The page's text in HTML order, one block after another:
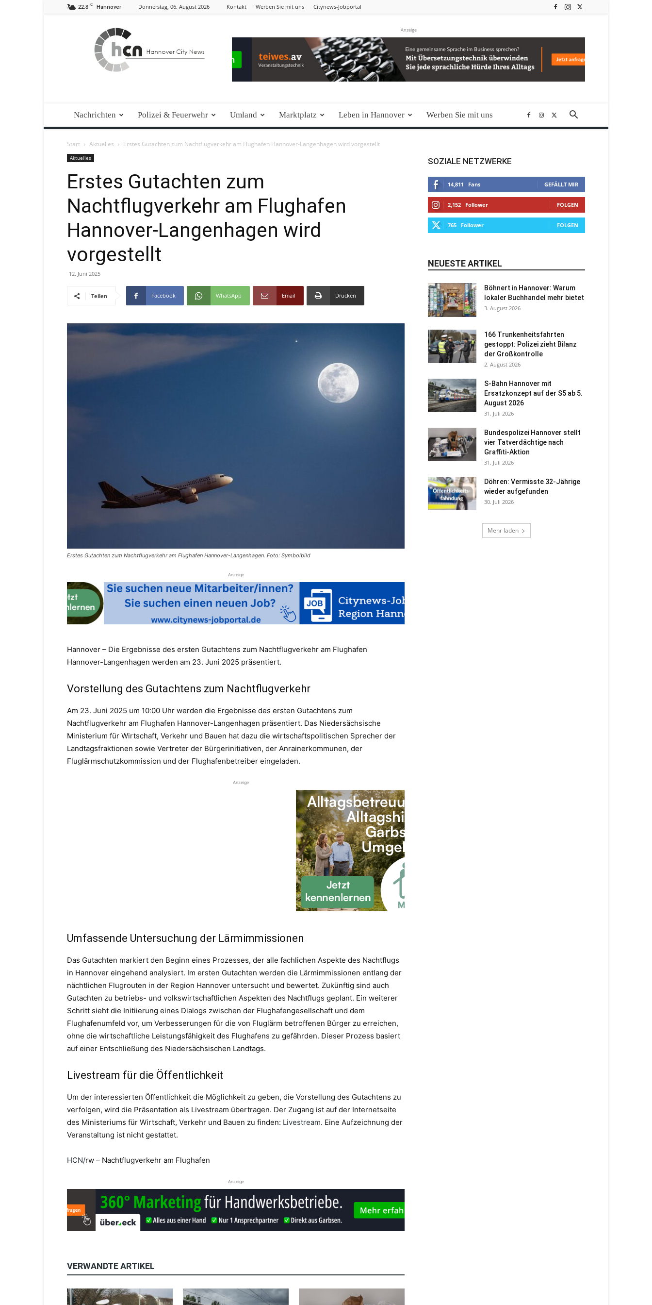
22.8 C Hannover Donnerstag, 06. August 2026 Kontakt Werben Sie mit uns Citynews-Jobportal
News
Anzeige
Nachrichten Polizei & Feuerwehr Umland Marktplatz Leben in Hannover Werben Sie mit uns
Start Aktuelles Erstes Gutachten zum Nachtflugverkehr am Flughafen Hannover-Langenhagen wird vorgestellt
Aktuelles
Erstes Gutachten zum
Nachtflugverkehr am Flughafen
Hannover-Langenhagen wird
vorgestellt
12. Juni 2025
Teilen Facebook WhatsApp Email Drucken
Erstes Gutachten zum Nachtflugverkehr am Flughafen Hannover-Langenhagen. Foto: Symbolbild
Anzeige
Hannover – Die Ergebnisse des ersten Gutachtens zum Nachtflugverkehr am Flughafen
Hannover-Langenhagen werden am 23. Juni 2025 präsentiert.
Vorstellung des Gutachtens zum Nachtflugverkehr
Am 23. Juni 2025 um 10:00 Uhr werden die Ergebnisse des ersten Gutachtens zum
Nachtflugverkehr am Flughafen Hannover-Langenhagen präsentiert. Das Niedersächsische
Ministerium für Wirtschaft, Verkehr und Bauen hat dazu die wirtschaftspolitischen Sprecher der
Landtagsfraktionen sowie Vertreter der Bürgerinitiativen, der Anrainerkommunen, der
Fluglärmschutzkommission und der Flughafenbetreiber eingeladen.
Anzeige
Umfassende Untersuchung der Lärmimmissionen
Das Gutachten markiert den Beginn eines Prozesses, der alle fachlichen Aspekte des Nachtflugs
in Hannover eingehend analysiert. Im ersten Gutachten werden die Lärmimmissionen entlang der
nächtlichen Flugrouten in der Region Hannover untersucht und bewertet. Zukünftig sind auch
Gutachten zu betriebs- und volkswirtschaftlichen Aspekten des Nachtflugs geplant. Ein weiterer
Schritt sieht die Initiierung eines Dialogs zwischen der Flughafengesellschaft und dem
Flughafenumfeld vor, um Verbesserungen für die von Fluglärm betroffenen Bürger zu erreichen,
ohne die wirtschaftliche Leistungsfähigkeit des Flughafens zu gefährden. Dieser Prozess basiert
auf einer Entschließung des Niedersächsischen Landtags.
Livestream für die Öffentlichkeit
Um der interessierten Öffentlichkeit die Möglichkeit zu geben, die Vorstellung des Gutachtens zu
verfolgen, wird die Präsentation als Livestream übertragen. Der Zugang ist auf der Internetseite
des Ministeriums für Wirtschaft, Verkehr und Bauen zu finden: Livestream. Eine Aufzeichnung der
Veranstaltung ist nicht gestattet.
HCN/rw – Nachtflugverkehr am Flughafen
Anzeige
VERWANDTE ARTIKEL
SOZIALE NETZWERKE
14,811 Fans GEFÄLLT MIR
2,152 Follower FOLGEN
765 Follower FOLGEN
NEUESTE ARTIKEL
Böhnert in Hannover: Warum
lokaler Buchhandel mehr bietet
3. August 2026
166 Trunkenheitsfahrten
gestoppt: Polizei zieht Bilanz
der Großkontrolle
2. August 2026
S-Bahn Hannover mit
Ersatzkonzept auf der S5 ab 5.
August 2026
31. Juli 2026
Bundespolizei Hannover stellt
vier Tatverdächtige nach
Graffiti-Aktion
31. Juli 2026
Döhren: Vermisste 32-Jährige
wieder aufgefunden
30. Juli 2026
Mehr laden